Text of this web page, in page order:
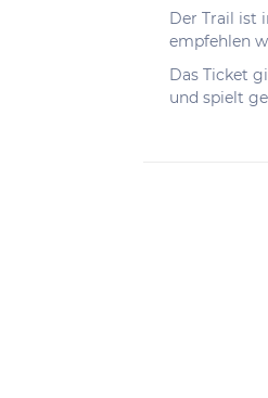
Der Trail ist
empfehlen
Das Ticket
und spielt